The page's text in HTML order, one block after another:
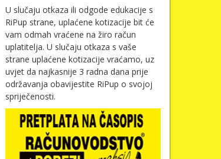
U slučaju otkaza ili odgode edukacije s
RiPup strane, uplaćene kotizacije bit će
vam odmah vraćene na žiro račun
uplatitelja. U slučaju otkaza s vaše
strane uplaćene kotizacije vraćamo, uz
uvjet da najkasnije 3 radna dana prije
održavanja obavijestite RiPup o svojoj
spriječenosti.